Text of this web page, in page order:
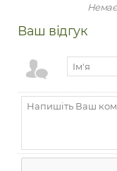
Немає
Ваш відгук